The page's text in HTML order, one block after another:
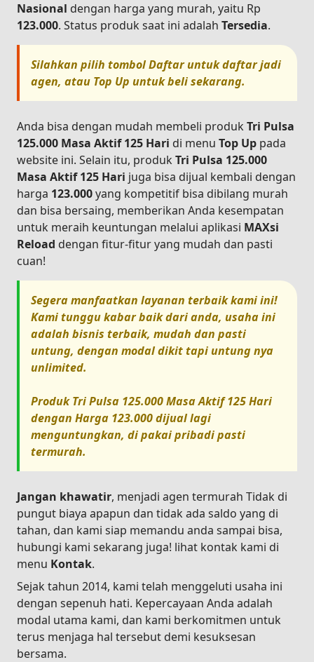
Nasional dengan harga yang murah, yaitu Rp
123.000. Status produk saat ini adalah Tersedia.
Silahkan pilih tombolDaftaruntuk daftar jadi
agen, atau Top Up untuk beli sekarang.
Anda bisa dengan mudah membeli produk Tri Pulsa
125.000 Masa Aktif 125 Hari di menu Top Up pada
website ini. Selain itu, produk Tri Pulsa 125.000
Masa Aktif 125 Hari juga bisa dijual kembali dengan
harga 123.000yang kompetitif bisa dibilang murah
dan bisa bersaing, memberikan Anda kesempatan
untuk meraih keuntungan melalui aplikasi MAXsi
Reload dengan fitur-fitur yang mudah dan pasti
cuan!
Segera manfaatkan layanan terbaik kami ini!
Kami tunggu kabar baik dari anda, usaha ini
adalah bisnis terbaik, mudah dan pasti
untung, dengan modal dikit tapi untung nya
unlimited.
ProdukTri Pulsa 125.000 Masa Aktif 125 Hari
dengan Harga 123.000dijual lagi
menguntungkan, di pakai pribadi pasti
termurah.
Jangan khawatir, menjadi agen termurah Tidak di
pungut biaya apapun dan tidak ada saldo yang di
tahan, dan kami siap memandu anda sampai bisa,
hubungi kami sekarang juga! lihat kontak kami di
menu Kontak.
Sejak tahun 2014, kami telah menggeluti usaha ini
dengan sepenuh hati. Kepercayaan Anda adalah
modal utama kami, dan kami berkomitmen untuk
terus menjaga hal tersebut demi kesuksesan
bersama.